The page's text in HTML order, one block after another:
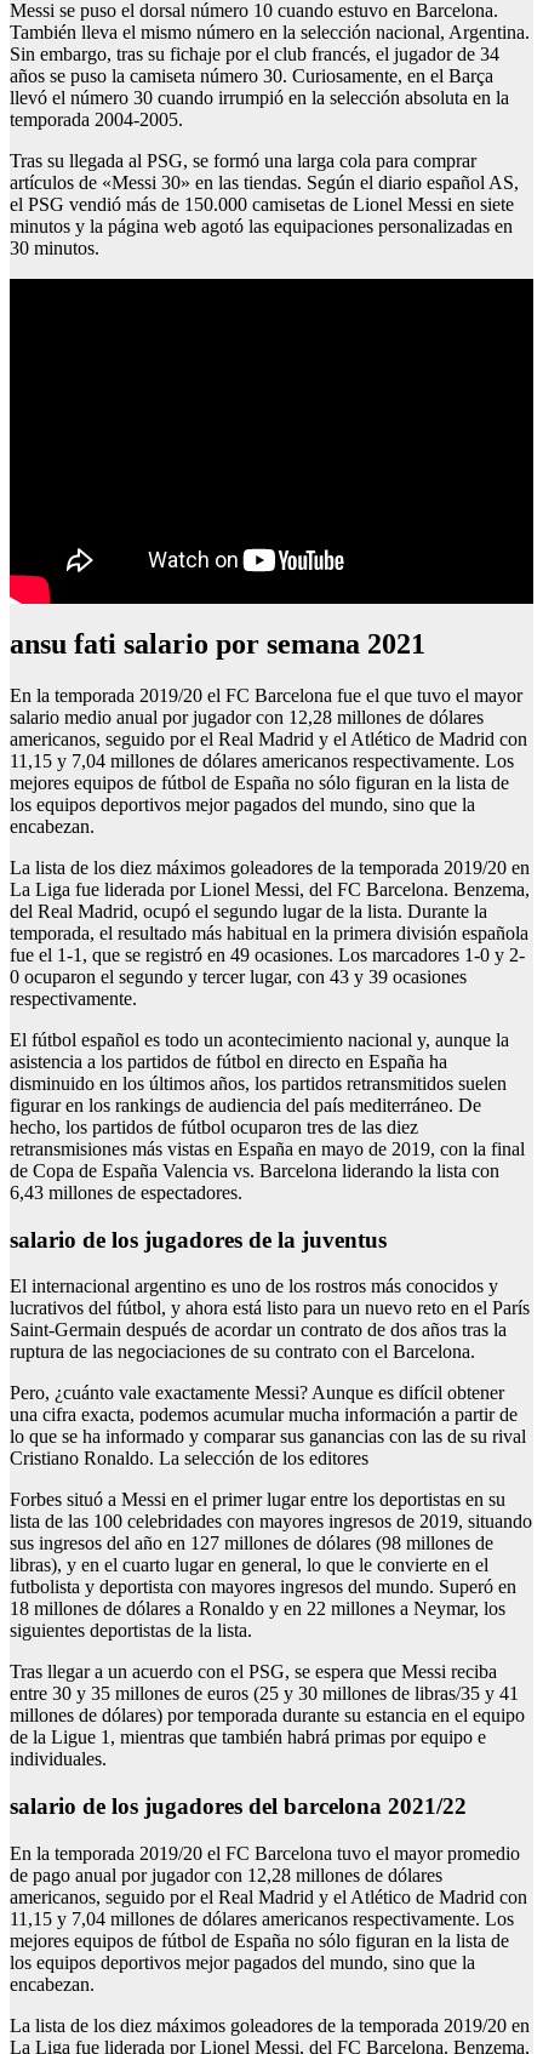
Messi se puso el dorsal número 10 cuando estuvo en Barcelona.
También lleva el mismo número en la selección nacional, Argentina.
Sin embargo, tras su fichaje por el club francés, el jugador de 34
años se puso la camiseta número 30. Curiosamente, en el Barça
llevó el número 30 cuando irrumpió en la selección absoluta en la
temporada 2004-2005.
Tras su llegada al PSG, se formó una larga cola para comprar
artículos de «Messi 30» en las tiendas. Según el diario español AS,
el PSG vendió más de 150.000 camisetas de Lionel Messi en siete
minutos y la página web agotó las equipaciones personalizadas en
30 minutos.
ansu fati salario por semana 2021
En la temporada 2019/20 el FC Barcelona fue el que tuvo el mayor
salario medio anual por jugador con 12,28 millones de dólares
americanos, seguido por el Real Madrid y el Atlético de Madrid con
11,15 y 7,04 millones de dólares americanos respectivamente. Los
mejores equipos de fútbol de España no sólo figuran en la lista de
los equipos deportivos mejor pagados del mundo, sino que la
encabezan.
La lista de los diez máximos goleadores de la temporada 2019/20 en
La Liga fue liderada por Lionel Messi, del FC Barcelona. Benzema,
del Real Madrid, ocupó el segundo lugar de la lista. Durante la
temporada, el resultado más habitual en la primera división española
fue el 1-1, que se registró en 49 ocasiones. Los marcadores 1-0 y 2-
0 ocuparon el segundo y tercer lugar, con 43 y 39 ocasiones
respectivamente.
El fútbol español es todo un acontecimiento nacional y, aunque la
asistencia a los partidos de fútbol en directo en España ha
disminuido en los últimos años, los partidos retransmitidos suelen
figurar en los rankings de audiencia del país mediterráneo. De
hecho, los partidos de fútbol ocuparon tres de las diez
retransmisiones más vistas en España en mayo de 2019, con la final
de Copa de España Valencia vs. Barcelona liderando la lista con
6,43 millones de espectadores.
salario de los jugadores de la juventus
El internacional argentino es uno de los rostros más conocidos y
lucrativos del fútbol, y ahora está listo para un nuevo reto en el París
Saint-Germain después de acordar un contrato de dos años tras la
ruptura de las negociaciones de su contrato con el Barcelona.
Pero, ¿cuánto vale exactamente Messi? Aunque es difícil obtener
una cifra exacta, podemos acumular mucha información a partir de
lo que se ha informado y comparar sus ganancias con las de su rival
Cristiano Ronaldo. La selección de los editores
Forbes situó a Messi en el primer lugar entre los deportistas en su
lista de las 100 celebridades con mayores ingresos de 2019, situando
sus ingresos del año en 127 millones de dólares (98 millones de
libras), y en el cuarto lugar en general, lo que le convierte en el
futbolista y deportista con mayores ingresos del mundo. Superó en
18 millones de dólares a Ronaldo y en 22 millones a Neymar, los
siguientes deportistas de la lista.
Tras llegar a un acuerdo con el PSG, se espera que Messi reciba
entre 30 y 35 millones de euros (25 y 30 millones de libras/35 y 41
millones de dólares) por temporada durante su estancia en el equipo
de la Ligue 1, mientras que también habrá primas por equipo e
individuales.
salario de los jugadores del barcelona 2021/22
En la temporada 2019/20 el FC Barcelona tuvo el mayor promedio
de pago anual por jugador con 12,28 millones de dólares
americanos, seguido por el Real Madrid y el Atlético de Madrid con
11,15 y 7,04 millones de dólares americanos respectivamente. Los
mejores equipos de fútbol de España no sólo figuran en la lista de
los equipos deportivos mejor pagados del mundo, sino que la
encabezan.
La lista de los diez máximos goleadores de la temporada 2019/20 en
La Liga fue liderada por Lionel Messi, del FC Barcelona. Benzema,